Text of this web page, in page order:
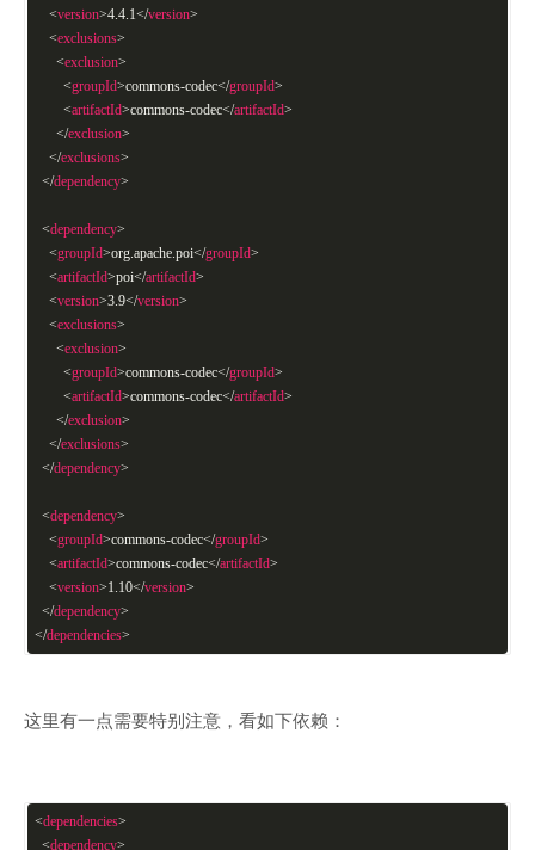
<version>4.4.1</version>
<exclusions>
<exclusion>
<groupId>commons-codec</groupId>
<artifactId>commons-codec</artifactId>
</exclusion>
</exclusions>
</dependency>
<dependency>
<groupId>org.apache.poi</groupId>
<artifactId>poi</artifactId>
<version>3.9</version>
<exclusions>
<exclusion>
<groupId>commons-codec</groupId>
<artifactId>commons-codec</artifactId>
</exclusion>
</exclusions>
</dependency>
<dependency>
<groupId>commons-codec</groupId>
<artifactId>commons-codec</artifactId>
<version>1.10</version>
</dependency>
</dependencies>
这里有一点需要特别注意，看如下依赖：
<dependencies>
<dependency>